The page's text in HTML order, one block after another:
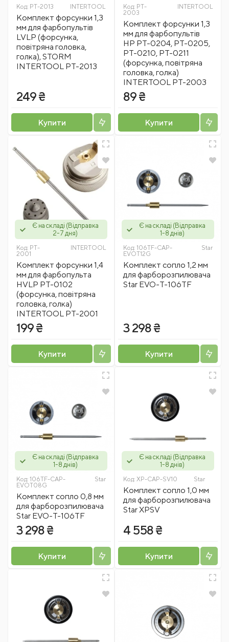
Код: PT-2013 INTERTOOL
Комплект форсунки 1,3
мм для фарбопультів
LVLP (форсунка,
повітряна головка,
голка), STORM
INTERTOOL PT-2013
249 ₴
Купити
Код: PT-
2003
INTERTOOL
Комплект форсунки 1,3
мм для фарбопультів
HP PT-0204, PT-0205,
PT-0210, PT-0211
(форсунка, повітряна
головка, голка)
INTERTOOL PT-2003
89 ₴
Купити
Є на складі (Відправка
2-7 дня)
Код: PT-
2001
INTERTOOL
Комплект форсунки 1,4
мм для фарбопульта
HVLP PT-0102
(форсунка, повітряна
головка, голка)
INTERTOOL PT-2001
199 ₴
Купити
Є на складі (Відправка
1-8 днів)
Код: 106TF-CAP-
EVOT12G
Star
Комплект сопло 1,2 мм
для фарборозпилювача
Star EVO-T-106TF
3 298 ₴
Купити
Є на складі (Відправка
1-8 днів)
Код: 106TF-CAP-
EVOT08G
Star
Комплект сопло 0,8 мм
для фарборозпилювача
Star EVO-T-106TF
3 298 ₴
Купити
Є на складі (Відправка
1-8 днів)
Код: XP-CAP-SV10 Star
Комплект сопло 1,0 мм
для фарборозпилювача
Star XPSV
4 558 ₴
Купити